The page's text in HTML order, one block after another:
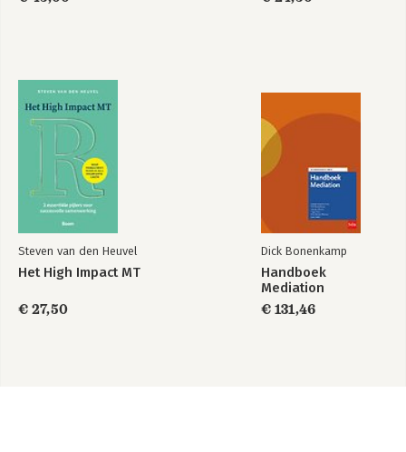
Steven van den Heuvel
Het High Impact MT
€ 27,50
Dick Bonenkamp
Handboek
Mediation
€ 131,46